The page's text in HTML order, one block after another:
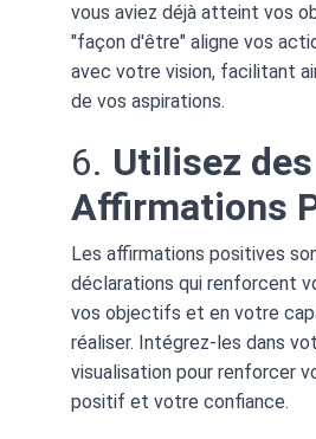
vous aviez déjà atteint vos
"façon d'être" aligne vos
avec votre vision, facilitant
de vos aspirations.
6. Utilisez des
Affirmations
Les affirmations positives
déclarations qui renforcent
vos objectifs et en votre
réaliser. Intégrez-les dans
visualisation pour renforcer
positif et votre confiance.